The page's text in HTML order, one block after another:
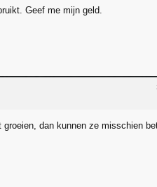
Geef me mijn geld.
dan kunnen ze misschien